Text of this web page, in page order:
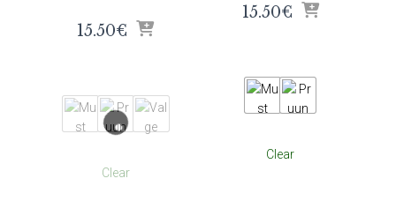
15.50€
Clear
15.50€
Clear